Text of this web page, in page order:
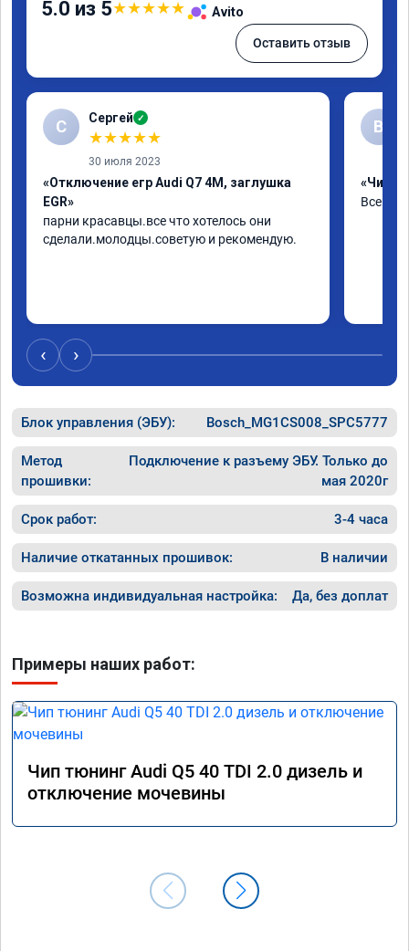
5.0 из 5★★★★★ Avito
Оставить отзыв
С Сергей ✓
★★★★★
30 июля 2023
«Отключение егр Audi Q7 4M, заглушка
EGR»
парни красавцы.все что хотелось они
сделали.молодцы.советую и рекомендую.
В
«Чип
Все
‹ ›
Блок управления (ЭБУ): Bosch_MG1CS008_SPC5777
Метод
прошивки:
Подключение к разъему ЭБУ. Только до
мая 2020г
Срок работ: 3-4 часа
Наличие откатанных прошивок: В наличии
Возможна индивидуальная настройка: Да, без доплат
Примеры наших работ:
Чип тюнинг Audi Q5 40 TDI 2.0 дизель и
отключение мочевины